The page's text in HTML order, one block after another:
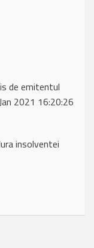
de emitentul
2021 16:20:26
insolventei